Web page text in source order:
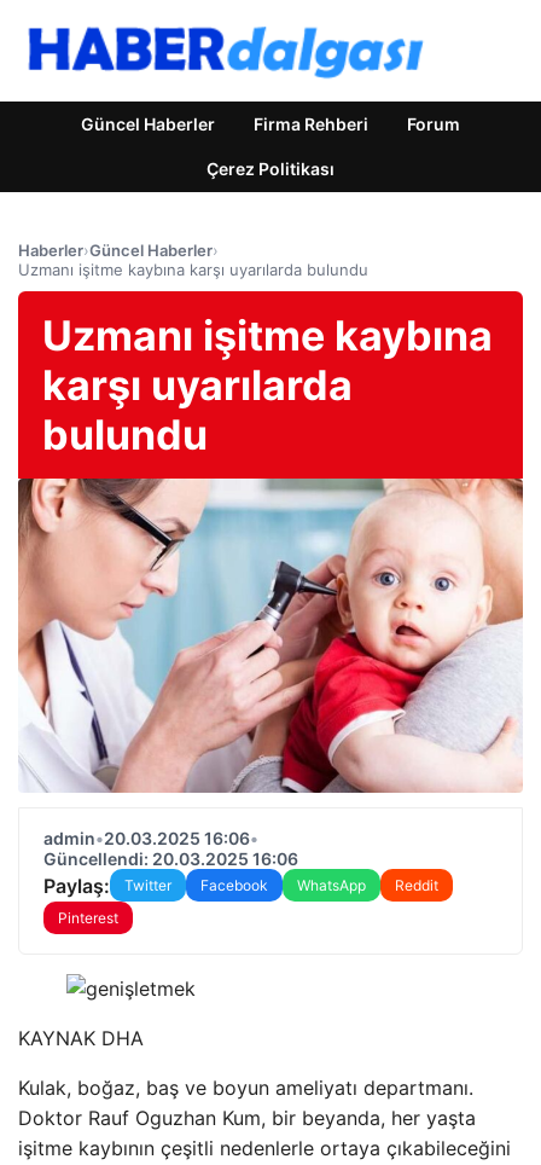
Güncel Haberler Firma Rehberi Forum
Çerez Politikası
Haberler›Güncel Haberler›
Uzmanı işitme kaybına karşı uyarılarda bulundu
Uzmanı işitme kaybına
karşı uyarılarda
bulundu
admin•20.03.2025 16:06•
Güncellendi: 20.03.2025 16:06
Paylaş: Twitter Facebook WhatsApp
Reddit
Pinterest
KAYNAK DHA
Kulak, boğaz, baş ve boyun ameliyatı departmanı.
Doktor Rauf Oguzhan Kum, bir beyanda, her yaşta
işitme kaybının çeşitli nedenlerle ortaya çıkabileceğini